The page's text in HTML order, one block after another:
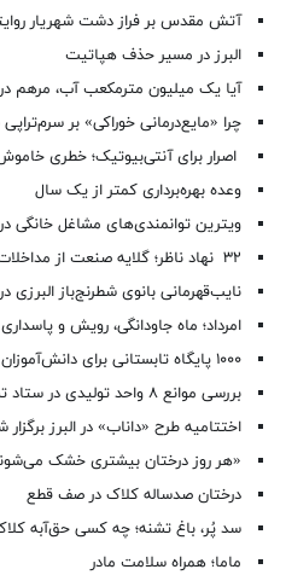
آتش مقدس بر فراز دشت شهریار
البرز در مسیر حذف هپاتیت
آیا یک میلیون مترمکعب آب، مرهم
چرا «مایع‌درمانی خوراکی» بر
اصرار برای آنتی‌بیوتیک؛ خطری
وعده بهره‌برداری کمتر از یک سال
ویترین توانمندی‌های مشاغل خانگی در
۳۲ نهاد ناظر؛ گلایه صنعت از مداخلات دولتی
نایب‌قهرمانی بانوی شطرنج‌باز البرزی
امرداد؛ ماه جاودانگی، رویش و
۱۰۰۰ پایگاه تابستانی برای دانش‌آموزان البرزی راه اندازی شد
بررسی موانع ۸ واحد تولیدی در ستاد تسهیل البرز
اختتامیه طرح «داناب» در البرز برگزار
«هر روز درختان بیشتری خشک
درختان صدساله کلاک در صف قطع
سد پُر، باغ تشنه؛ چه کسی حق‌آبه
ماما؛ همراه سلامت مادر